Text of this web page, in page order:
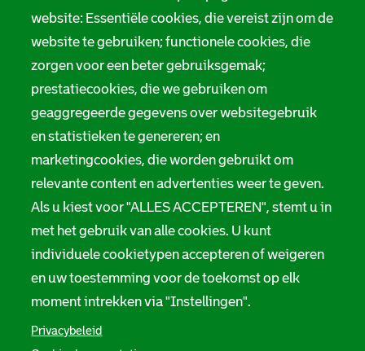
website: Essentiële cookies, die vereist zijn om de
website te gebruiken; functionele cookies, die
zorgen voor een beter gebruiksgemak;
prestatiecookies, die we gebruiken om
geaggregeerde gegevens over websitegebruik
en statistieken te genereren; en
marketingcookies, die worden gebruikt om
relevante content en advertenties weer te geven.
Als u kiest voor "ALLES ACCEPTEREN", stemt u in
met het gebruik van alle cookies. U kunt
individuele cookietypen accepteren of weigeren
en uw toestemming voor de toekomst op elk
moment intrekken via "Instellingen".
Privacybeleid
Privacy
Digitale toegankelijkheid
Servicenormen
Melding taalgebruik
Suggesties en opmerkingen
Hofdijk 651, 3032 CG Rotterdam
Postbus 71, 3000 AB Rotterdam
TEL: 010 267 55 55